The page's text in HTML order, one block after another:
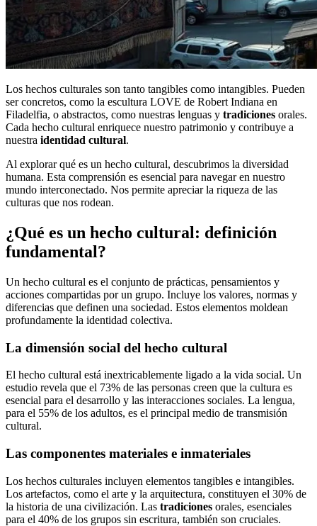
Los hechos culturales son tanto tangibles como intangibles. Pueden
ser concretos, como la escultura LOVE de Robert Indiana en
Filadelfia, o abstractos, como nuestras lenguas y tradiciones orales.
Cada hecho cultural enriquece nuestro patrimonio y contribuye a
nuestra identidad cultural.
Al explorar qué es un hecho cultural, descubrimos la diversidad
humana. Esta comprensión es esencial para navegar en nuestro
mundo interconectado. Nos permite apreciar la riqueza de las
culturas que nos rodean.
¿Qué es un hecho cultural: definición
fundamental?
Un hecho cultural es el conjunto de prácticas, pensamientos y
acciones compartidas por un grupo. Incluye los valores, normas y
diferencias que definen una sociedad. Estos elementos moldean
profundamente la identidad colectiva.
La dimensión social del hecho cultural
El hecho cultural está inextricablemente ligado a la vida social. Un
estudio revela que el 73% de las personas creen que la cultura es
esencial para el desarrollo y las interacciones sociales. La lengua,
para el 55% de los adultos, es el principal medio de transmisión
cultural.
Las componentes materiales e inmateriales
Los hechos culturales incluyen elementos tangibles e intangibles.
Los artefactos, como el arte y la arquitectura, constituyen el 30% de
la historia de una civilización. Las tradiciones orales, esenciales
para el 40% de los grupos sin escritura, también son cruciales.